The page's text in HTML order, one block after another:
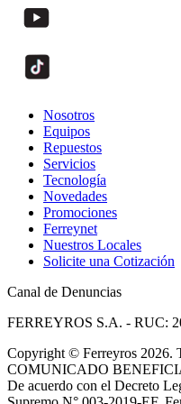
Nosotros
Equipos
Repuestos
Servicios
Tecnología
Novedades
Promociones
Ferreynet
Nuestros Locales
Solicite una Cotización
Canal de Denuncias
FERREYROS S.A. - RUC:
Copyright © Ferreyros 2026.
COMUNICADO
De acuerdo con el Decreto